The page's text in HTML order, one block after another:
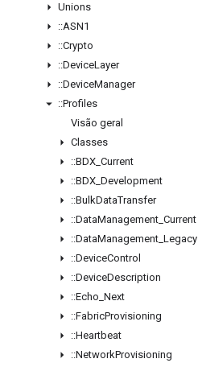
Unions
::ASN1
::Crypto
::DeviceLayer
::DeviceManager
::Profiles
Visão geral
Classes
::BDX Current
::BDX Development
::BulkDataTransfer
::DataManagement Current
::DataManagement Legacy
::DeviceControl
::DeviceDescription
::Echo Next
::FabricProvisioning
::Heartbeat
::NetworkProvisioning